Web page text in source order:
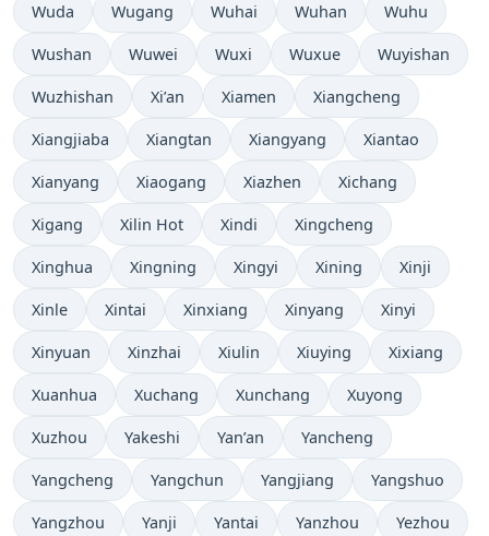
Wuda Wugang Wuhai Wuhan Wuhu
Wushan Wuwei Wuxi Wuxue Wuyishan
Wuzhishan Xi’an Xiamen Xiangcheng
Xiangjiaba Xiangtan Xiangyang Xiantao
Xianyang Xiaogang Xiazhen Xichang
Xigang Xilin Hot Xindi Xingcheng
Xinghua Xingning Xingyi Xining Xinji
Xinle Xintai Xinxiang Xinyang Xinyi
Xinyuan Xinzhai Xiulin Xiuying Xixiang
Xuanhua Xuchang Xunchang Xuyong
Xuzhou Yakeshi Yan’an Yancheng
Yangcheng Yangchun Yangjiang Yangshuo
Yangzhou Yanji Yantai Yanzhou Yezhou